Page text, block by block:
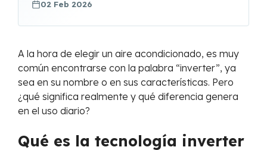
02 Feb 2026
A la hora de elegir un aire acondicionado, es muy
común encontrarse con la palabra “inverter”, ya
sea en su nombre o en sus características. Pero
¿qué significa realmente y qué diferencia genera
en el uso diario?
Qué es la tecnología inverter